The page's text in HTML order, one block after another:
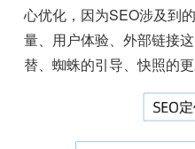
心优化，因为SEO涉及到
量、用户体验、外部链接
替、蜘蛛的引导、快照的